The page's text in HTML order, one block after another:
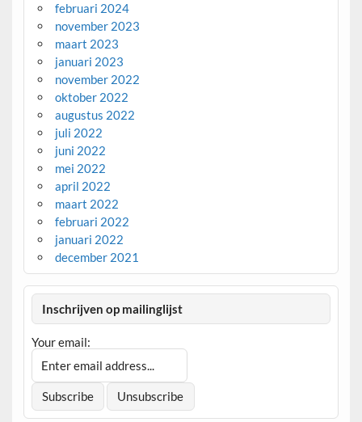
februari 2024
november 2023
maart 2023
januari 2023
november 2022
oktober 2022
augustus 2022
juli 2022
juni 2022
mei 2022
april 2022
maart 2022
februari 2022
januari 2022
december 2021
Inschrijven op mailinglijst
Your email: